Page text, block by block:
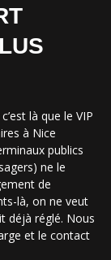
là que le VIP
à Nice
publics
ne le
de
là, on ne veut
déjà réglé. Nous
et le contact